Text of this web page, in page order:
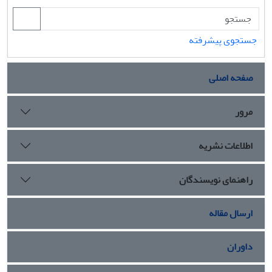
جستجوی پیشرفته
صفحه اصلی
مرور
اطلاعات نشریه
راهنمای نویسندگان
ارسال مقاله
داوران